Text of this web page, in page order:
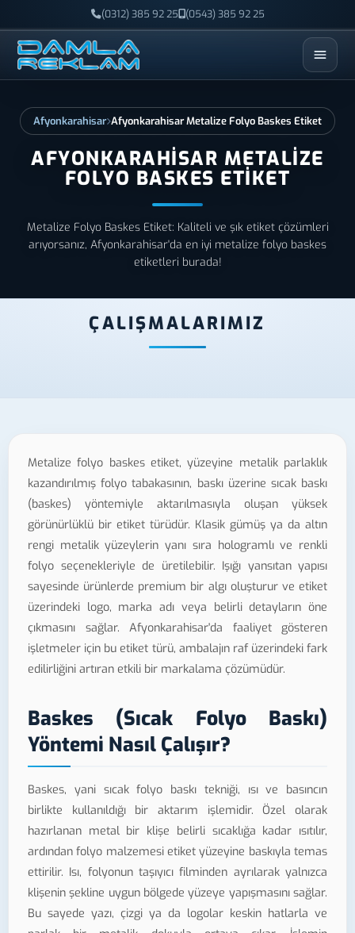
(0312) 385 92 25 (0543) 385 92 25
ESC
Afyonkarahisar Afyonkarahisar Metalize Folyo Baskes Etiket
AFYONKARAHISAR METALIZE
FOLYO BASKES ETIKET
Metalize Folyo Baskes Etiket: Kaliteli ve şık etiket çözümleri
arıyorsanız, Afyonkarahisar'da en iyi metalize folyo baskes
etiketleri burada!
ÇALIŞMALARIMIZ
Metalize folyo baskes etiket, yüzeyine metalik parlaklık
kazandırılmış folyo tabakasının, baskı üzerine sıcak baskı
(baskes) yöntemiyle aktarılmasıyla oluşan yüksek
görünürlüklü bir etiket türüdür. Klasik gümüş ya da altın
rengi metalik yüzeylerin yanı sıra hologramlı ve renkli
folyo seçenekleriyle de üretilebilir. Işığı yansıtan yapısı
sayesinde ürünlerde premium bir algı oluşturur ve etiket
üzerindeki logo, marka adı veya belirli detayların öne
çıkmasını sağlar. Afyonkarahisar'da faaliyet gösteren
işletmeler için bu etiket türü, ambalajın raf üzerindeki fark
edilirliğini artıran etkili bir markalama çözümüdür.
Baskes (Sıcak Folyo Baskı)
Yöntemi Nasıl Çalışır?
Baskes, yani sıcak folyo baskı tekniği, ısı ve basıncın
birlikte kullanıldığı bir aktarım işlemidir. Özel olarak
hazırlanan metal bir klişe belirli sıcaklığa kadar ısıtılır,
ardından folyo malzemesi etiket yüzeyine baskıyla temas
ettirilir. Isı, folyonun taşıyıcı filminden ayrılarak yalnızca
klişenin şekline uygun bölgede yüzeye yapışmasını sağlar.
Bu sayede yazı, çizgi ya da logolar keskin hatlarla ve